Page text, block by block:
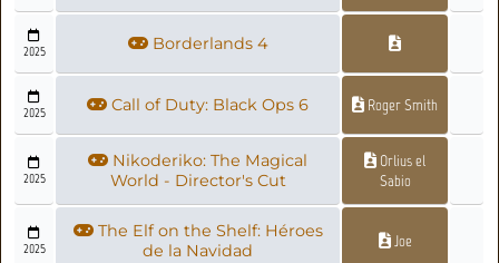
2025 Borderlands 4
2025 Call of Duty: Black Ops 6 Roger Smith
2025
Nikoderiko: The Magical
World - Director's Cut
Orlius el
Sabio
2025
The Elf on the Shelf: Héroes
de la Navidad
Joe